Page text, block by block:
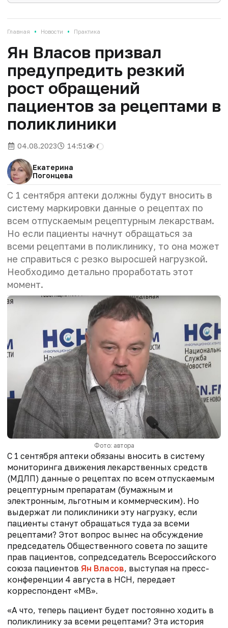
Главная • Новости • Практика
Ян Власов призвал
предупредить резкий
рост обращений
пациентов за рецептами в
поликлиники
04.08.2023 14:51
Екатерина
Погонцева
С 1 сентября аптеки должны будут вносить в
систему маркировки данные о рецептах по
всем отпускаемым рецептурным лекарствам.
Но если пациенты начнут обращаться за
всеми рецептами в поликлинику, то она может
не справиться с резко выросшей нагрузкой.
Необходимо детально проработать этот
момент.
Фото: автора
С 1 сентября аптеки обязаны вносить в систему
мониторинга движения лекарственных средств
(МДЛП) данные о рецептах по всем отпускаемым
рецептурным препаратам (бумажным и
электронным, льготным и коммерческим). Но
выдержат ли поликлиники эту нагрузку, если
пациенты станут обращаться туда за всеми
рецептами? Этот вопрос вынес на обсуждение
председатель Общественного совета по защите
прав пациентов, сопредседатель Всероссийского
союза пациентов Ян Власов, выступая на пресс-
конференции 4 августа в НСН, передает
корреспондент «МВ».
«А что, теперь пациент будет постоянно ходить в
поликлинику за всеми рецептами? Эта история